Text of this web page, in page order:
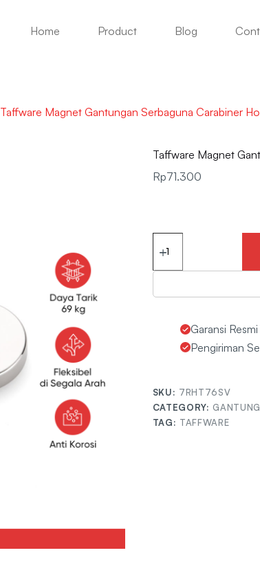
Home Product Blog
Taffware Magnet Gantungan Serbaguna Carabiner
Taffware Magnet
Rp71.300
Garansi
Pengiriman
SKU: 7RHT76SV
CATEGORY:
TAG: TAFFWARE